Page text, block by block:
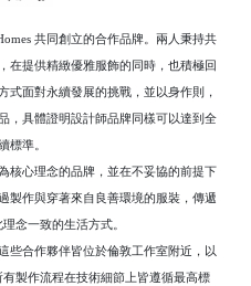
共同創立的合作品牌。兩人秉持共
在提供精緻優雅服飾的同時，也積極回
式面對永續發展的挑戰，並以身作則，
，具體證明設計師品牌同樣可以達到全
標準。
核心理念的品牌，並在不妥協的前提下
製作與穿著來自良善環境的服裝，傳遞
念一致的生活方式。
些合作夥伴皆位於倫敦工作室附近，以
製作流程在技術細節上皆遵循最高標